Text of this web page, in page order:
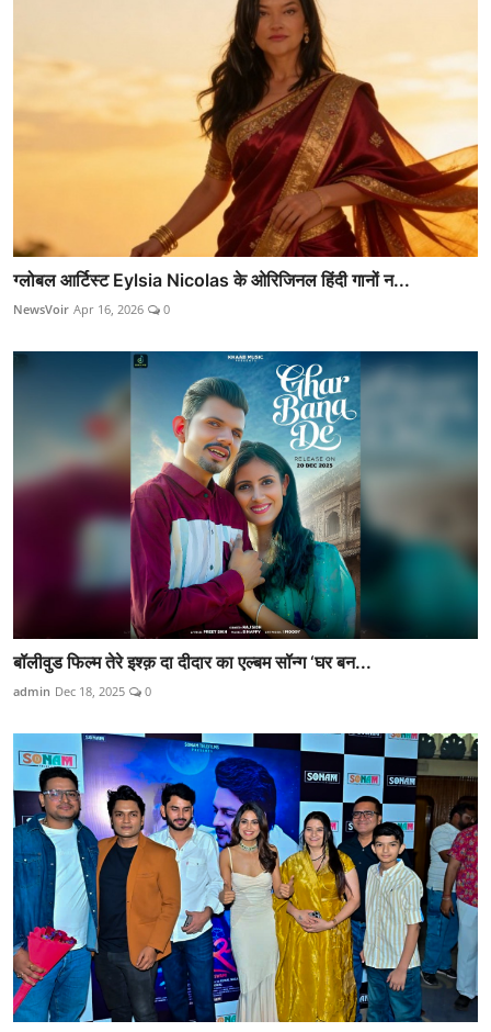
ग्लोबल आर्टिस्ट Eylsia Nicolas के ओरिजिनल हिंदी गानों न...
NewsVoir Apr 16, 2026 0
बॉलीवुड फिल्म तेरे इश्क़ दा दीदार का एल्बम सॉन्ग ‘घर बन...
admin Dec 18, 2025 0